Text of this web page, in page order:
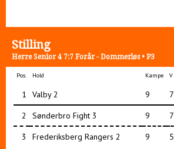
Stilling
Herre Senior 4 7:7 Forår - Dommerløs • P3
Pos. Hold Kampe V
1 Valby 2 9 7
2
Sønderbro Fight 3 9 7
3
Frederiksberg Rangers 2 9 5